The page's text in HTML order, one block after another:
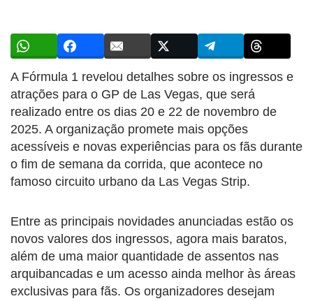
A Fórmula 1 revelou detalhes sobre os ingressos e
atrações para o GP de Las Vegas, que será
realizado entre os dias 20 e 22 de novembro de
2025. A organização promete mais opções
acessíveis e novas experiências para os fãs durante
o fim de semana da corrida, que acontece no
famoso circuito urbano da Las Vegas Strip.
Entre as principais novidades anunciadas estão os
novos valores dos ingressos, agora mais baratos,
além de uma maior quantidade de assentos nas
arquibancadas e um acesso ainda melhor às áreas
exclusivas para fãs. Os organizadores desejam